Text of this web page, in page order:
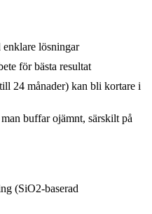
lösningar
för bästa resultat
24 månader) kan bli kortare i
buffar ojämnt, särskilt på
(SiO2-baserad